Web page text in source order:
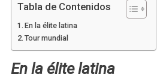
Tabla de Contenidos
En la élite latina
Tour mundial
En la élite latina